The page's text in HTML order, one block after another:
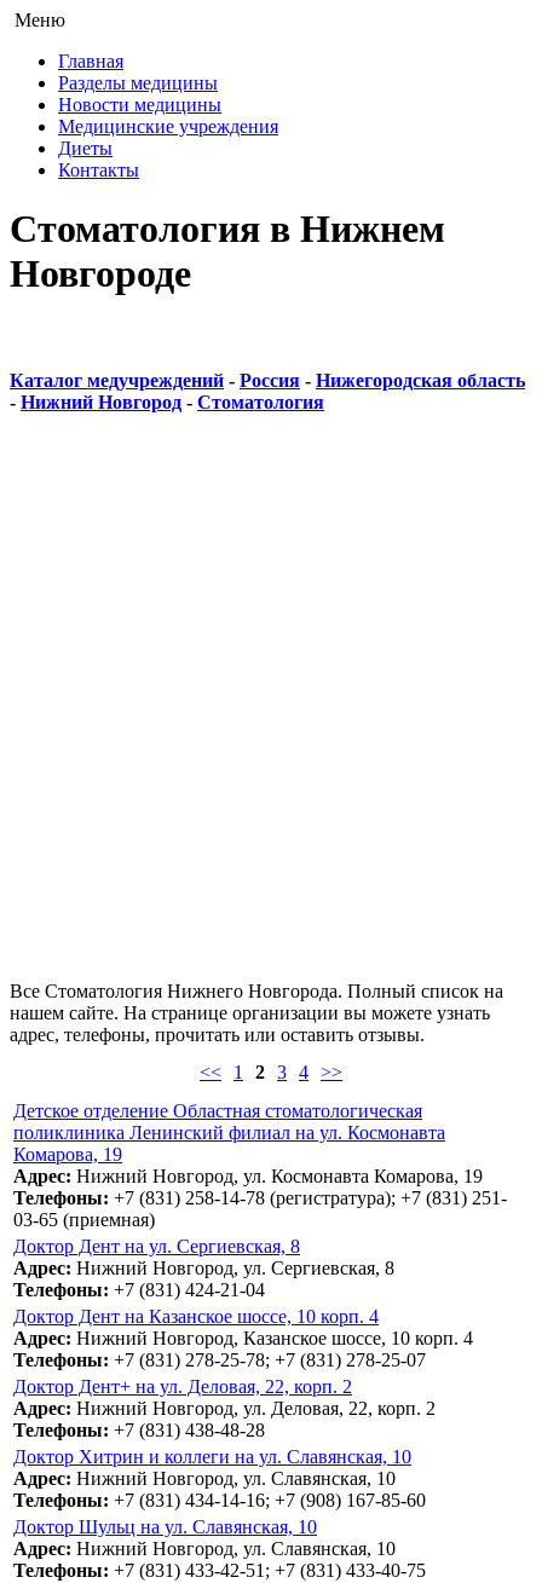
Меню
Главная
Разделы медицины
Новости медицины
Медицинские учреждения
Диеты
Контакты
Стоматология в Нижнем
Новгороде
Каталог медучреждений - Россия - Нижегородская область
- Нижний Новгород - Стоматология
Все Стоматология Нижнего Новгорода. Полный список на
нашем сайте. На странице организации вы можете узнать
адрес, телефоны, прочитать или оставить отзывы.
<<
1 2 3 4 >>
Детское отделение Областная стоматологическая
поликлиника Ленинский филиал на ул. Космонавта
Комарова, 19
Адрес: Нижний Новгород, ул. Космонавта Комарова, 19
Телефоны: +7 (831) 258-14-78 (регистратура); +7 (831) 251-
03-65 (приемная)
Доктор Дент на ул. Сергиевская, 8
Адрес: Нижний Новгород, ул. Сергиевская, 8
Телефоны: +7 (831) 424-21-04
Доктор Дент на Казанское шоссе, 10 корп. 4
Адрес: Нижний Новгород, Казанское шоссе, 10 корп. 4
Телефоны: +7 (831) 278-25-78; +7 (831) 278-25-07
Доктор Дент+ на ул. Деловая, 22, корп. 2
Адрес: Нижний Новгород, ул. Деловая, 22, корп. 2
Телефоны: +7 (831) 438-48-28
Доктор Хитрин и коллеги на ул. Славянская, 10
Адрес: Нижний Новгород, ул. Славянская, 10
Телефоны: +7 (831) 434-14-16; +7 (908) 167-85-60
Доктор Шульц на ул. Славянская, 10
Адрес: Нижний Новгород, ул. Славянская, 10
Телефоны: +7 (831) 433-42-51; +7 (831) 433-40-75